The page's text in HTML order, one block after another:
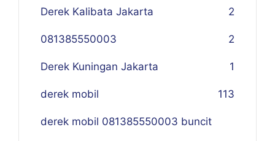
2
Derek Kalibata Jakarta
081385550003 2
Derek Kuningan Jakarta 1
derek mobil 113
derek mobil 081385550003 buncit